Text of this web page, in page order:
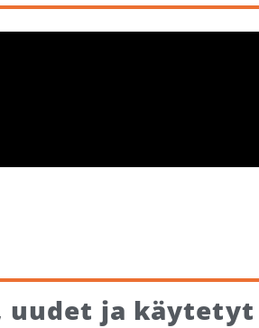
uudet ja käytetyt